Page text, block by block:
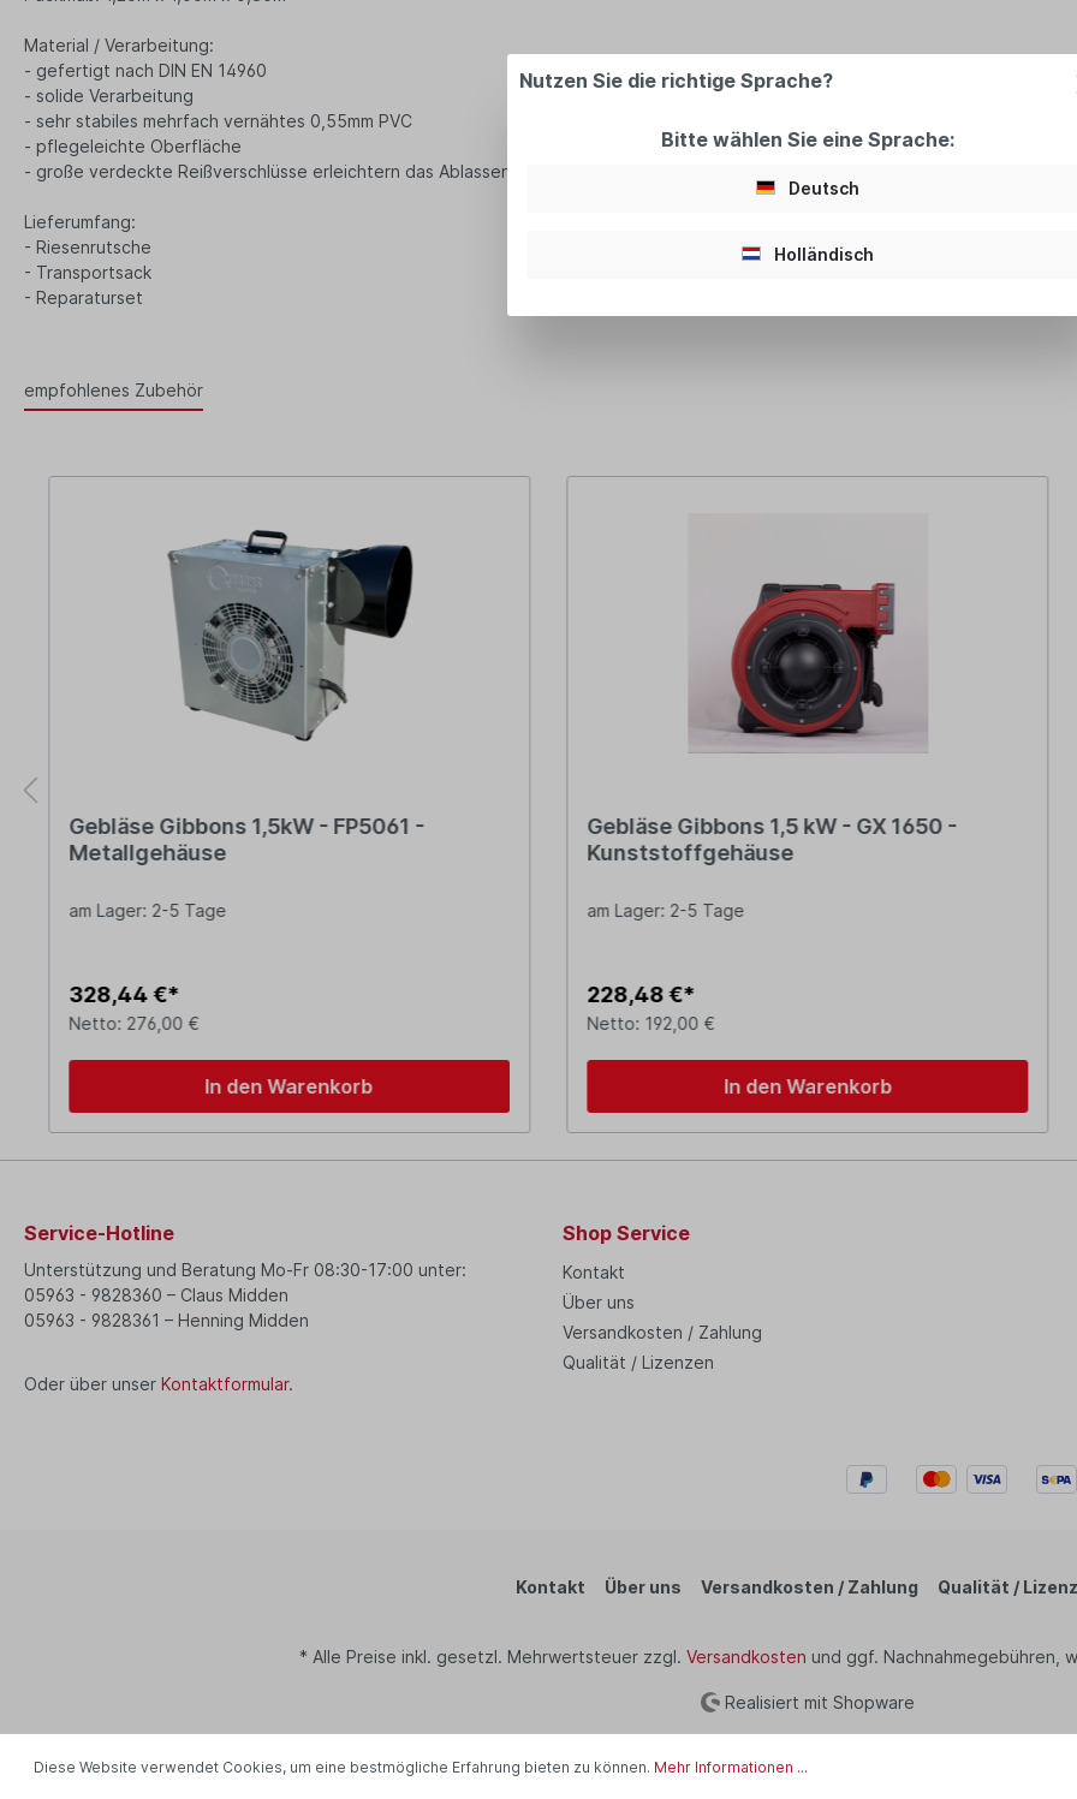
Material / Verarbeitung:
- gefertigt nach DIN EN 14960
- solide Verarbeitung
- sehr stabiles mehrfach vernähtes 0,55mm PVC
- pflegeleichte Oberfläche
- große verdeckte Reißverschlüsse erleichtern das Ablassen der Luft beim Abbau
Lieferumfang:
- Riesenrutsche
- Transportsack
- Reparaturset
empfohlenes Zubehör
Gebläse Gibbons 1,5kW - FP5061 -
Metallgehäuse
am Lager: 2-5 Tage
328,44 €*
Netto: 276,00 €
In den Warenkorb
Gebläse Gibbons 1,5 kW - GX 1650 -
Kunststoffgehäuse
am Lager: 2-5 Tage
228,48 €*
Netto: 192,00 €
In den Warenkorb
Service-Hotline
Unterstützung und Beratung Mo-Fr 08:30-17:00 unter:
05963 - 9828360 – Claus Midden
05963 - 9828361 – Henning Midden
Oder über unser Kontaktformular.
Shop Service
Kontakt
Über uns
Versandkosten / Zahlung
Qualität / Lizenzen
Kontakt Über uns Versandkosten / Zahlung Qualität /
* Alle Preise inkl. gesetzl. Mehrwertsteuer zzgl. Versandkosten und ggf. Nachnahmegebühren,
Realisiert mit Shopware
Diese Website verwendet Cookies, um eine bestmögliche Erfahrung bieten zu können. Mehr Informationen ...
Nutzen Sie die richtige Sprache?
Bitte wählen Sie eine Sprache:
Deutsch
Holländisch